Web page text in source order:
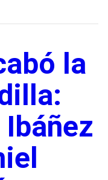
la